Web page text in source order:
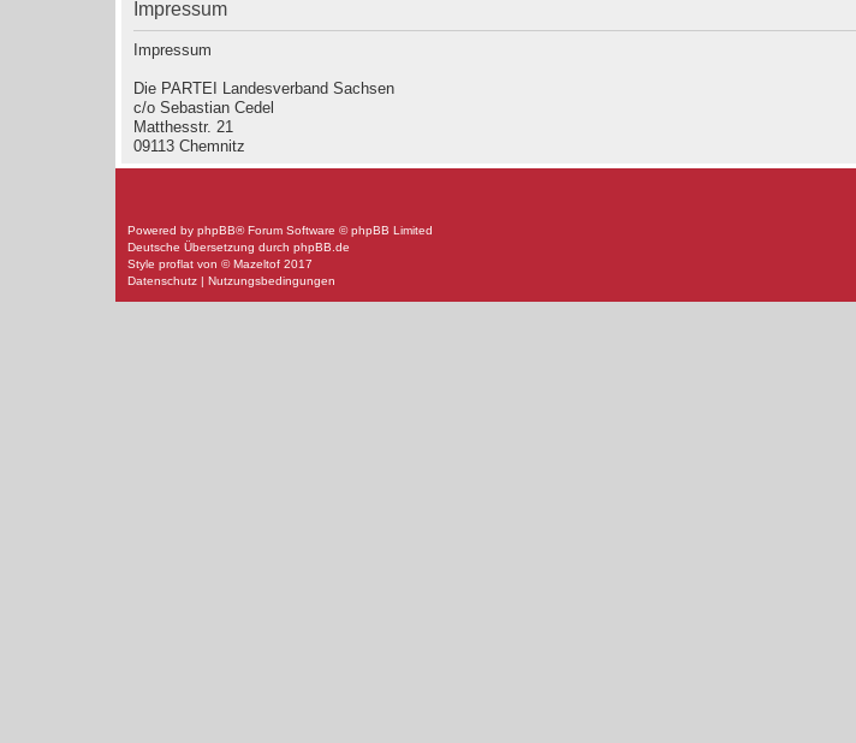
Impressum
Impressum
Die PARTEI Landesverband Sachsen
c/o Sebastian Cedel
Matthesstr. 21
09113 Chemnitz
Powered by phpBB® Forum Software © phpBB Limited
Deutsche Übersetzung durch phpBB.de
Style proflat von ©Mazeltof 2017
Datenschutz | Nutzungsbedingungen